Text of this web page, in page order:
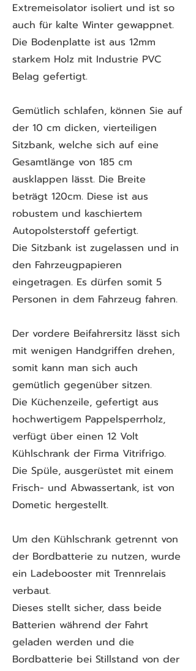
Extremeisolator isoliert und ist so
auch für kalte Winter gewappnet.
Die Bodenplatte ist aus 12mm
starkem Holz mit Industrie PVC
Belag gefertigt.
Gemütlich schlafen, können Sie auf
der 10 cm dicken, vierteiligen
Sitzbank, welche sich auf eine
Gesamtlänge von 185 cm
ausklappen lässt. Die Breite
beträgt 120cm. Diese ist aus
robustem und kaschiertem
Autopolsterstoff gefertigt.
Die Sitzbank ist zugelassen und in
den Fahrzeugpapieren
eingetragen. Es dürfen somit 5
Personen in dem Fahrzeug fahren.
Der vordere Beifahrersitz lässt sich
mit wenigen Handgriffen drehen,
somit kann man sich auch
gemütlich gegenüber sitzen.
Die Küchenzeile, gefertigt aus
hochwertigem Pappelsperrholz,
verfügt über einen 12 Volt
Kühlschrank der Firma Vitrifrigo.
Die Spüle, ausgerüstet mit einem
Frisch- und Abwassertank, ist von
Dometic hergestellt.
Um den Kühlschrank getrennt von
der Bordbatterie zu nutzen, wurde
ein Ladebooster mit Trennrelais
verbaut.
Dieses stellt sicher, dass beide
Batterien während der Fahrt
geladen werden und die
Bordbatterie bei Stillstand von der